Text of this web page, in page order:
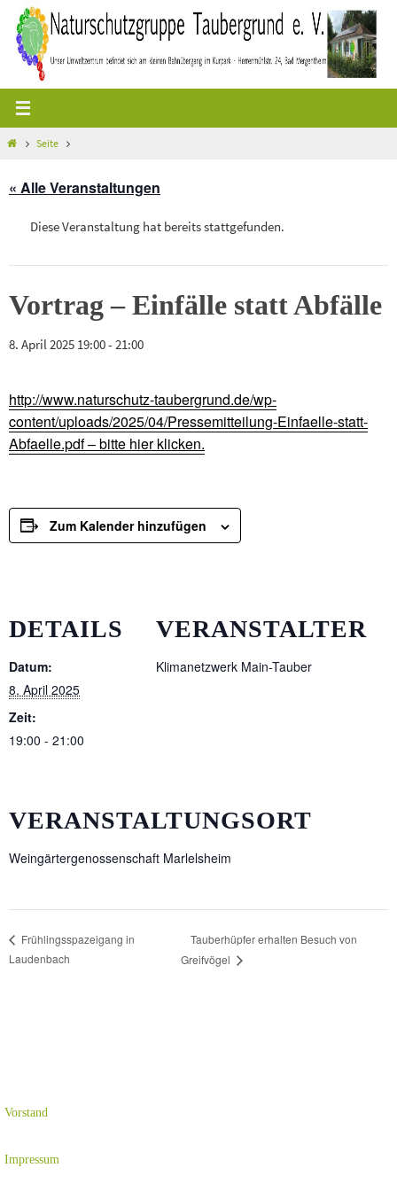
Zum
Inhalt
springen
StartSeite
« Alle Veranstaltungen
Diese Veranstaltung hat bereits stattgefunden.
Vortrag – Einfälle statt Abfälle
8. April 2025 19:00- 21:00
http://www.naturschutz-taubergrund.de/wp-
content/uploads/2025/04/Pressemitteilung-Einfaelle-statt-
Abfaelle.pdf – bitte hier klicken.
Zum Kalender hinzufügen
DETAILS
Datum:
8. April 2025
Zeit:
19:00 - 21:00
VERANSTALTER
Klimanetzwerk Main-Tauber
VERANSTALTUNGSORT
Weingärtergenossenschaft Marlelsheim
Frühlingsspazeigang in
Laudenbach
Tauberhüpfer erhalten Besuch von
Greifvögel
Vorstand
Impressum